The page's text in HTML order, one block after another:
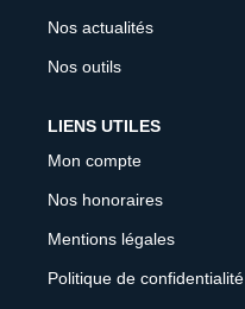
Nos actualités
Nos outils
LIENS UTILES
Mon compte
Nos honoraires
Mentions légales
Politique de confidentialité